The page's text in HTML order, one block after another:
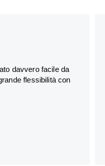
davvero facile da
flessibilità con